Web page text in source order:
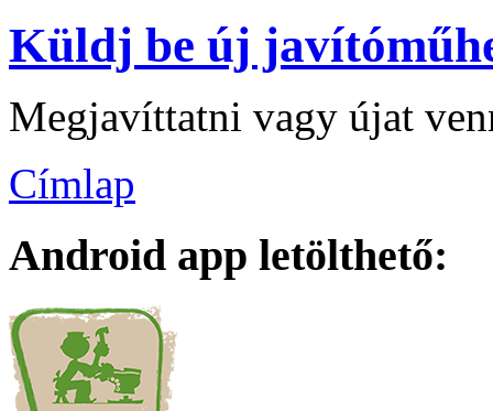
Küldj be új
Megjavíttatni vagy újat
Címlap
Android app letölthető: